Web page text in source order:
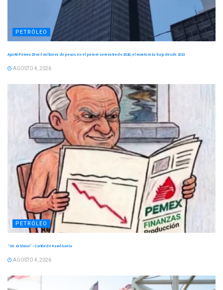
PETRÓLEO
Aportó Pemex 29 mil millones de pesos en el primer semestre de 2026, el monto más bajo desde 2013
AGOSTO 4, 2026
PETRÓLEO
“Un ex tóxico” – Cartón de Karol García
AGOSTO 4, 2026